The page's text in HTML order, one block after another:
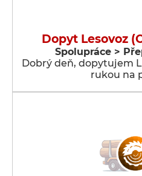
Dopyt Lesovoz
Spolupráce >
Dobrý deň, dopytujem
rukou na